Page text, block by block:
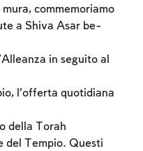
commemoriamo
a Shiva Asar be-
in seguito al
l’offerta quotidiana
della Torah
del Tempio. Questi